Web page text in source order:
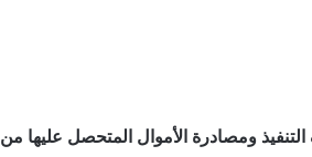
ومصادرة الأموال المتحصل عليها من